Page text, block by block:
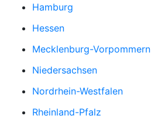
Hamburg
Hessen
Mecklenburg-Vorpommern
Niedersachsen
Nordrhein-Westfalen
Rheinland-Pfalz